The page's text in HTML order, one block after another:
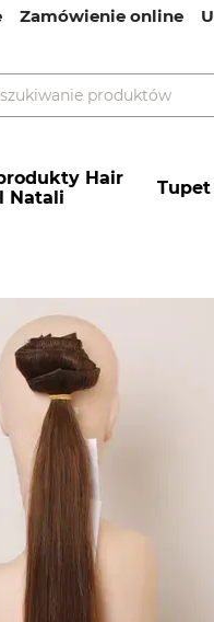
Zamówienie online
Hair
Natali
Tupet